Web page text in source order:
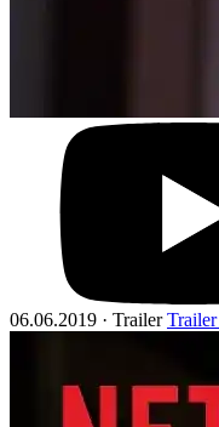
06.06.2019 · TrailerTrailer